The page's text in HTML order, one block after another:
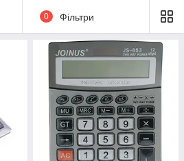
0 Фільтри